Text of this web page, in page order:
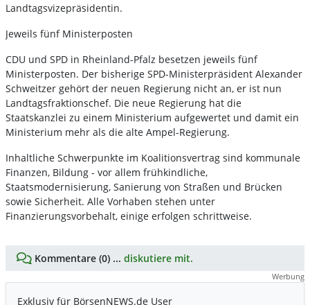
Landtagsvizepräsidentin.
Jeweils fünf Ministerposten
CDU und SPD in Rheinland-Pfalz besetzen jeweils fünf
Ministerposten. Der bisherige SPD-Ministerpräsident Alexander
Schweitzer gehört der neuen Regierung nicht an, er ist nun
Landtagsfraktionschef. Die neue Regierung hat die
Staatskanzlei zu einem Ministerium aufgewertet und damit ein
Ministerium mehr als die alte Ampel-Regierung.
Inhaltliche Schwerpunkte im Koalitionsvertrag sind kommunale
Finanzen, Bildung - vor allem frühkindliche,
Staatsmodernisierung, Sanierung von Straßen und Brücken
sowie Sicherheit. Alle Vorhaben stehen unter
Finanzierungsvorbehalt, einige erfolgen schrittweise.
Kommentare (0) ... diskutiere mit.
Werbung
Exklusiv für BörsenNEWS.de User